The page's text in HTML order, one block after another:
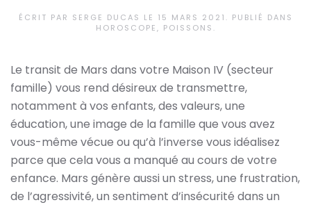
ÉCRIT PAR SERGE DUCAS LE 15 MARS 2021 . PUBLIÉ DANS
HOROSCOPE, POISSONS .
Le transit de Mars dans votre Maison IV (secteur
famille) vous rend désireux de transmettre,
notamment à vos enfants, des valeurs, une
éducation, une image de la famille que vous avez
vous-même vécue ou qu’à l’inverse vous idéalisez
parce que cela vous a manqué au cours de votre
enfance. Mars génère aussi un stress, une frustration,
de l’agressivité, un sentiment d’insécurité dans un